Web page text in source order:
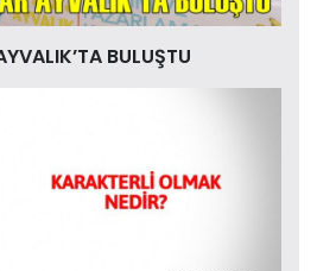
BULUŞTU